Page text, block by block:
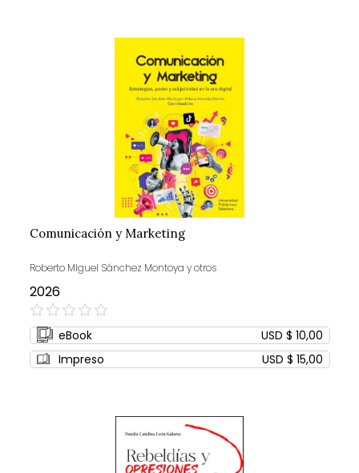
Comunicación y Marketing
Roberto MIguel Sánchez Montoya y otros
2026
0%
eBook
USD $ 10,00
Impreso
USD $ 15,00